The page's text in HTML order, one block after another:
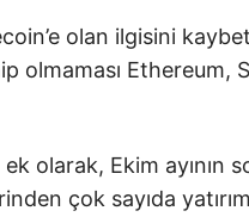
olan ilgisini
olmaması Ethereum,
olarak, Ekim ayının
çok sayıda